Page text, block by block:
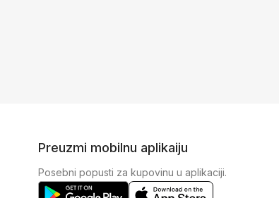
Preuzmi mobilnu aplikaiju
Posebni popusti za kupovinu u aplikaciji.